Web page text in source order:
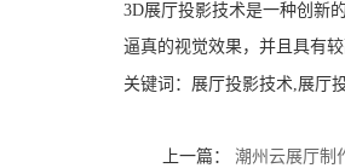
3D展厅投影技术是一种创新
逼真的视觉效果，并且具有
关键词： 展厅投影技术,展厅
上一篇： 潮州云展厅制